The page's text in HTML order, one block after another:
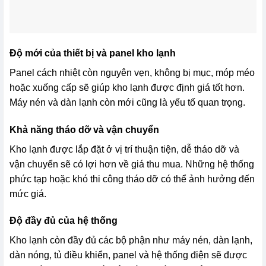
Độ mới của thiết bị và panel kho lạnh
Panel cách nhiệt còn nguyên vẹn, không bị mục, móp méo
hoặc xuống cấp sẽ giúp kho lạnh được định giá tốt hơn.
Máy nén và dàn lạnh còn mới cũng là yếu tố quan trọng.
Khả năng tháo dỡ và vận chuyển
Kho lạnh được lắp đặt ở vị trí thuận tiện, dễ tháo dỡ và
vận chuyển sẽ có lợi hơn về giá thu mua. Những hệ thống
phức tạp hoặc khó thi công tháo dỡ có thể ảnh hưởng đến
mức giá.
Độ đầy đủ của hệ thống
Kho lạnh còn đầy đủ các bộ phận như máy nén, dàn lạnh,
dàn nóng, tủ điều khiển, panel và hệ thống điện sẽ được